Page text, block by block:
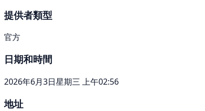
提供者類型
官方
日期和時間
2026年6月3日星期三 上午02:56
地址